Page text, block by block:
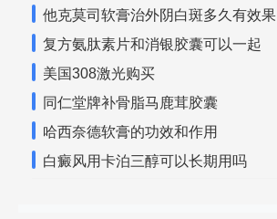
他克莫司软膏治外阴白斑多久有效果
复方氨肽素片和消银胶囊可以一起
美国308激光购买
同仁堂牌补骨脂马鹿茸胶囊
哈西奈德软膏的功效和作用
白癜风用卡泊三醇可以长期用吗